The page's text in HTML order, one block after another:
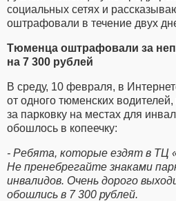
социальных сетях и
оштрафовали в течение двух
Тюменца оштрафовали за
на 7 300 рублей
В среду, 10 февраля, в
от одного тюменских
за парковку на местах для
обошлось в копеечку:
- Ребята, которые ездят в ТЦ
Не пренебрегайте знаками
инвалидов. Очень дорого
обошлись в 7 300 рублей.